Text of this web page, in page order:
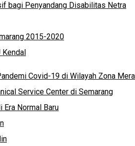
bagi Penyandang Disabilitas Netra
2015-2020
Kendal
Covid-19 di Wilayah Zona
Service Center di Semarang
Era Normal Baru